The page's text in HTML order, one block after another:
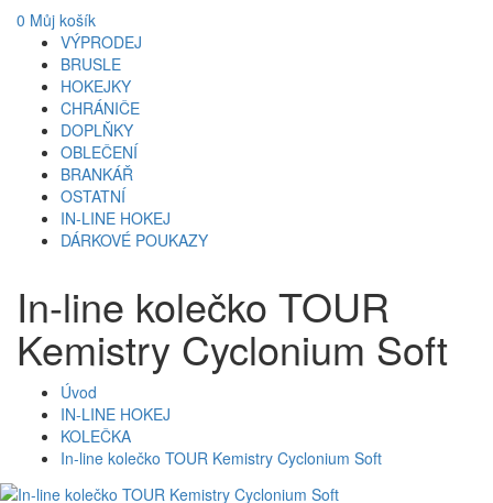
0 Můj košík
VÝPRODEJ
BRUSLE
HOKEJKY
CHRÁNIČE
DOPLŇKY
OBLEČENÍ
BRANKÁŘ
OSTATNÍ
IN-LINE HOKEJ
DÁRKOVÉ POUKAZY
In-line kolečko TOUR
Kemistry Cyclonium Soft
Úvod
IN-LINE HOKEJ
KOLEČKA
In-line kolečko TOUR Kemistry Cyclonium Soft